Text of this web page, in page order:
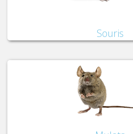
Souris